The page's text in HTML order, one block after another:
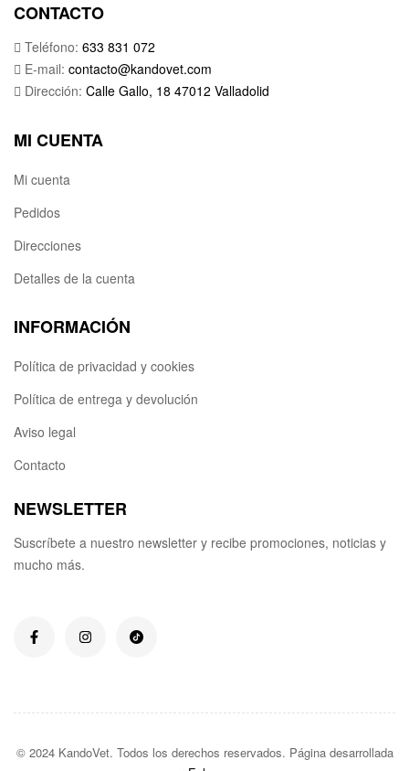
CONTACTO
Teléfono: 633 831 072
E-mail: contacto@kandovet.com
Dirección: Calle Gallo, 18 47012 Valladolid
MI CUENTA
Mi cuenta
Pedidos
Direcciones
Detalles de la cuenta
INFORMACIÓN
Política de privacidad y cookies
Política de entrega y devolución
Aviso legal
Contacto
NEWSLETTER
Suscríbete a nuestro newsletter y recibe promociones, noticias y
mucho más.
© 2024 KandoVet. Todos los derechos reservados. Página desarrollada